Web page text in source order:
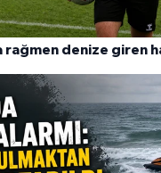
rağmen denize giren